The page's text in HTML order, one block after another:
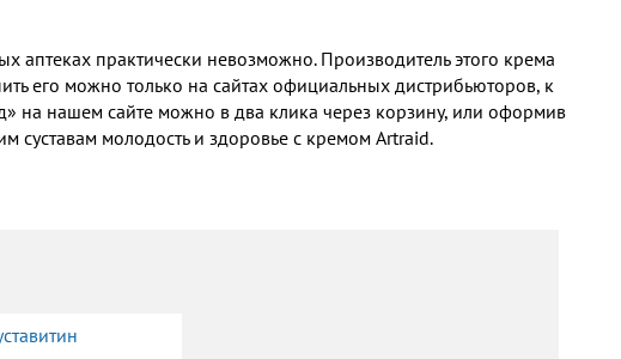
аптеках практически невозможно. Производитель этого крема
его можно только на сайтах официальных дистрибьюторов, к
на нашем сайте можно в два клика через корзину, или оформив
суставам молодость и здоровье с кремом Artraid.